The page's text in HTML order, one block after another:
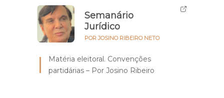
Semanário
Jurídico
POR JOSINO RIBEIRO NETO
Matéria eleitoral. Convenções
partidárias – Por Josino Ribeiro